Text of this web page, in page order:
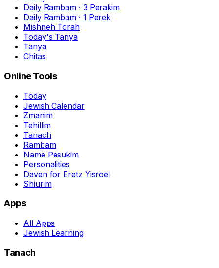
Daily Rambam · 3 Perakim
Daily Rambam · 1 Perek
Mishneh Torah
Today's Tanya
Tanya
Chitas
Online Tools
Today
Jewish Calendar
Zmanim
Tehillim
Tanach
Rambam
Name Pesukim
Personalities
Daven for Eretz Yisroel
Shiurim
Apps
All Apps
Jewish Learning
Tanach